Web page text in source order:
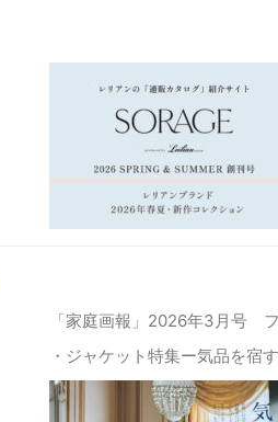
「家庭画報」2026年3月号
・ジャケット特集ー気品を宿